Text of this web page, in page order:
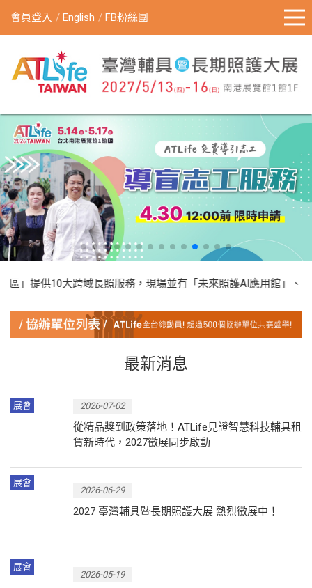
會員登入 English FB粉絲團
供10大跨域長照服務，現場並有「未來照護AI應用館」、「科
最新消息
展會 2026-07-02
從精品獎到政策落地！ATLife見證智慧科技輔具租
賃新時代，2027徵展同步啟動
展會
2026-06-29
2027 臺灣輔具暨長期照護大展 熱烈徵展中！
展會
2026-05-19